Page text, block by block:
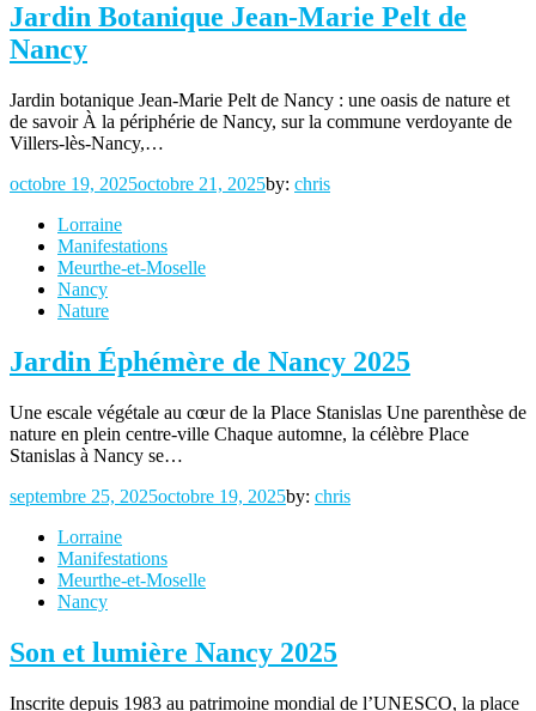
Jardin Botanique Jean-Marie Pelt de
Nancy
Jardin botanique Jean-Marie Pelt de Nancy : une oasis de nature et
de savoir À la périphérie de Nancy, sur la commune verdoyante de
Villers-lès-Nancy,…
Posted
octobre 19, 2025octobre 21, 2025by: chris
Lorraine
Manifestations
Meurthe-et-Moselle
Nancy
Nature
Jardin Éphémère de Nancy 2025
Une escale végétale au cœur de la Place Stanislas Une parenthèse de
nature en plein centre-ville Chaque automne, la célèbre Place
Stanislas à Nancy se…
Posted
septembre 25, 2025octobre 19, 2025by: chris
Lorraine
Manifestations
Meurthe-et-Moselle
Nancy
Son et lumière Nancy 2025
Inscrite depuis 1983 au patrimoine mondial de l’UNESCO, la place